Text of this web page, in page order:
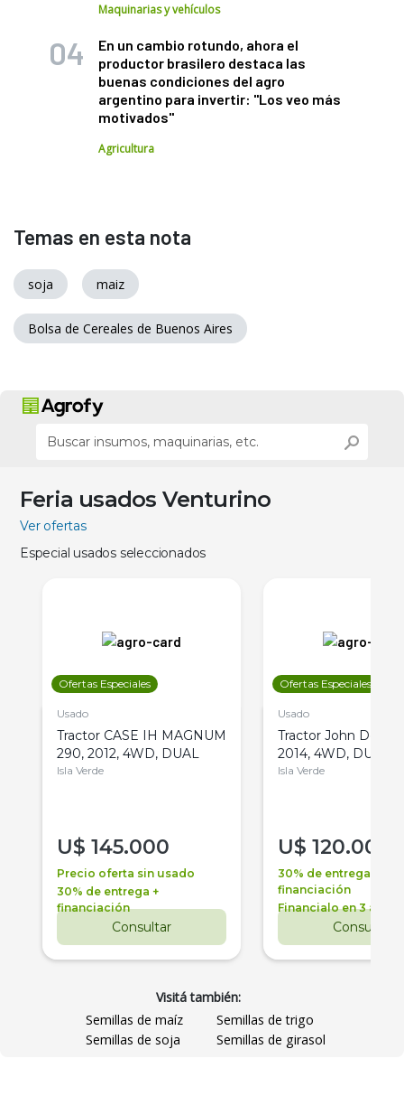
Maquinarias y vehículos
En un cambio rotundo, ahora el
productor brasilero destaca las
buenas condiciones del agro
argentino para invertir: "Los veo más
motivados"
Agricultura
Temas en esta nota
soja maiz
Bolsa de Cereales de Buenos Aires
Feria usados Venturino
Ver ofertas
Especial usados seleccionados
Ofertas Especiales
Usado
Tractor CASE IH MAGNUM
290, 2012, 4WD, DUAL
Isla Verde
U$ 145.000
Precio oferta sin usado
30% de entrega +
financiación
Consultar
Ofertas Especiales
Usado
Tractor John Deere
2014, 4WD, DUAL
Isla Verde
U$ 120.000
30% de entrega +
financiación
Financialo en 3 años
Consultar
Visitá también:
Semillas de maíz
Semillas de trigo
Semillas de soja
Semillas de girasol